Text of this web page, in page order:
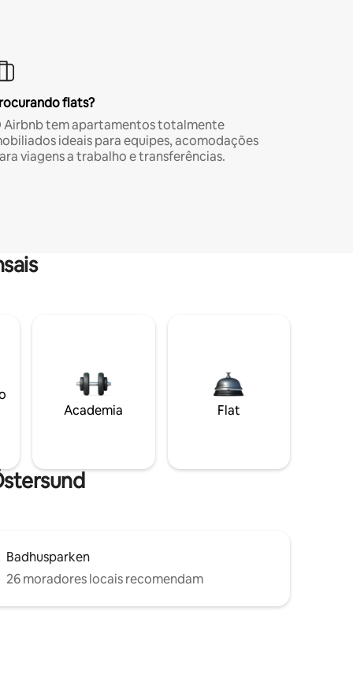
flats?
Airbnb tem apartamentos totalmente
ideais para equipes, acomodações
viagens a trabalho e transferências.
Academia Flat
Badhusparken
26 moradores locais recomendam